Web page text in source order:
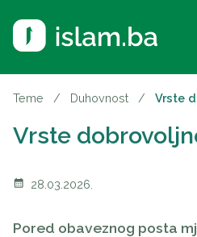
Teme / Duhovnost / Vrste
Vrste
calendar_month 28.03.2026.
Pored obaveznog posta